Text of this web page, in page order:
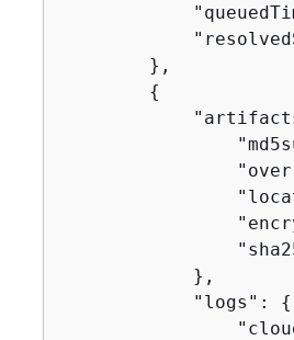
        },
{
            },
            "logs":
{